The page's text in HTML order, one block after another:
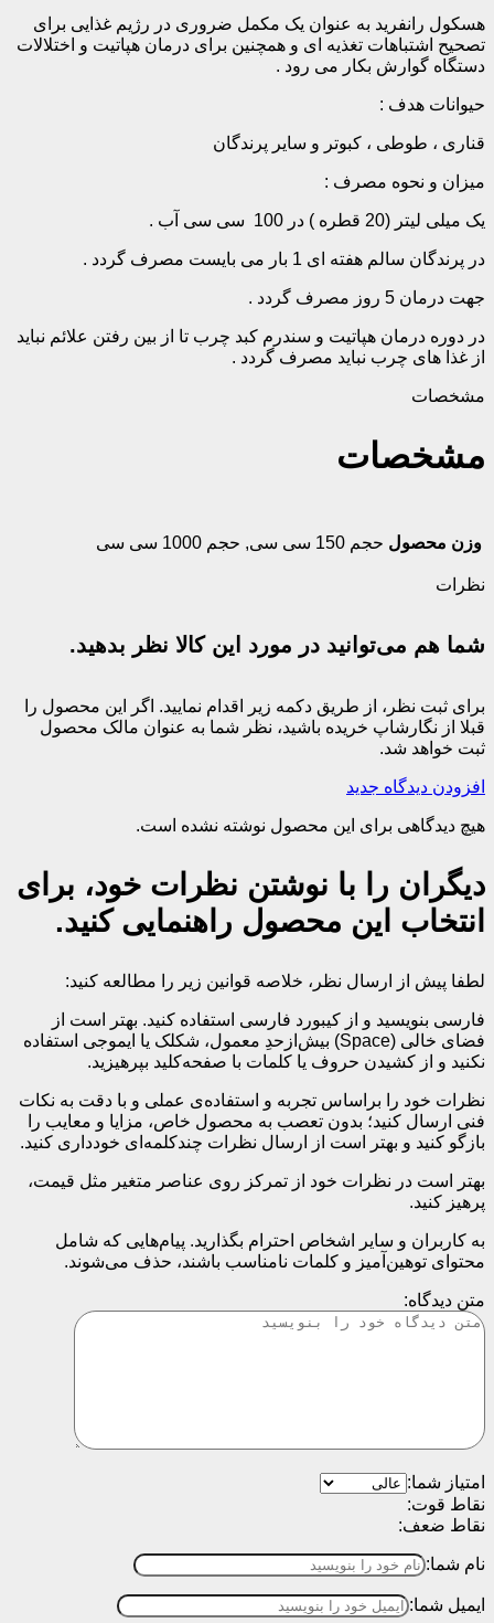
هسکول رانفرید به عنوان یک مکمل ضروری در رژیم غذایی برای
تصحیح اشتباهات تغذیه ای و همچنین برای درمان هپاتیت و اختلالات
دستگاه گوارش بکار می رود .
حیوانات هدف :
قناری ، طوطی ، کبوتر و سایر پرندگان
میزان و نحوه مصرف :
یک میلی لیتر (20 قطره ) در 100 سی سی آب .
در پرندگان سالم هفته ای 1 بار می بایست مصرف گردد .
جهت درمان 5 روز مصرف گردد .
در دوره درمان هپاتیت و سندرم کبد چرب تا از بین رفتن علائم نباید
از غذا های چرب نباید مصرف گردد .
مشخصات
مشخصات
وزن محصول حجم 150 سی سی , حجم 1000 سی سی
نظرات
شما هم می‌توانید در مورد این کالا نظر بدهید.
برای ثبت نظر، از طریق دکمه زیر اقدام نمایید. اگر این محصول را
قبلا از نگارشاپ خریده باشید، نظر شما به عنوان مالک محصول
ثبت خواهد شد.
افزودن دیدگاه جدید
هیچ دیدگاهی برای این محصول نوشته نشده است.
دیگران را با نوشتن نظرات خود، برای
انتخاب این محصول راهنمایی کنید.
لطفا پیش از ارسال نظر، خلاصه قوانین زیر را مطالعه کنید:
فارسی بنویسید و از کیبورد فارسی استفاده کنید. بهتر است از
فضای خالی (Space) بیش‌از‌حدِ معمول، شکلک یا ایموجی استفاده
نکنید و از کشیدن حروف یا کلمات با صفحه‌کلید بپرهیزید.
نظرات خود را براساس تجربه و استفاده‌ی عملی و با دقت به نکات
فنی ارسال کنید؛ بدون تعصب به محصول خاص، مزایا و معایب را
بازگو کنید و بهتر است از ارسال نظرات چندکلمه‌‌ای خودداری کنید.
بهتر است در نظرات خود از تمرکز روی عناصر متغیر مثل قیمت،
پرهیز کنید.
به کاربران و سایر اشخاص احترام بگذارید. پیام‌هایی که شامل
محتوای توهین‌آمیز و کلمات نامناسب باشند، حذف می‌شوند.
متن دیدگاه:
امتیاز شما:
نقاط قوت:
نقاط ضعف:
نام شما:
ایمیل شما: